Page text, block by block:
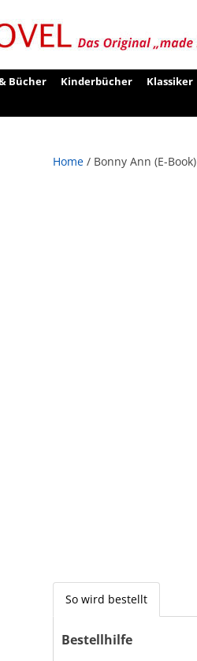
Bücher Kinderbücher Klassiker
Home / Bonny Ann (E-Book)
So wird bestellt
Bestellhilfe